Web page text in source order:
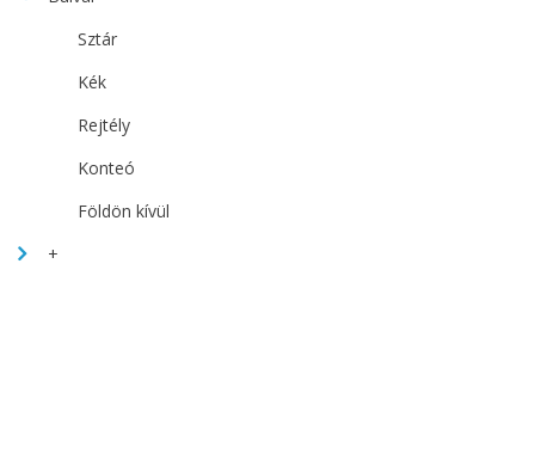
Sztár
Kék
Rejtély
Konteó
Földön kívül
+